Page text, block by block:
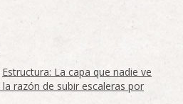
Estructura: La capa que nadie ve
razón de subir escaleras por